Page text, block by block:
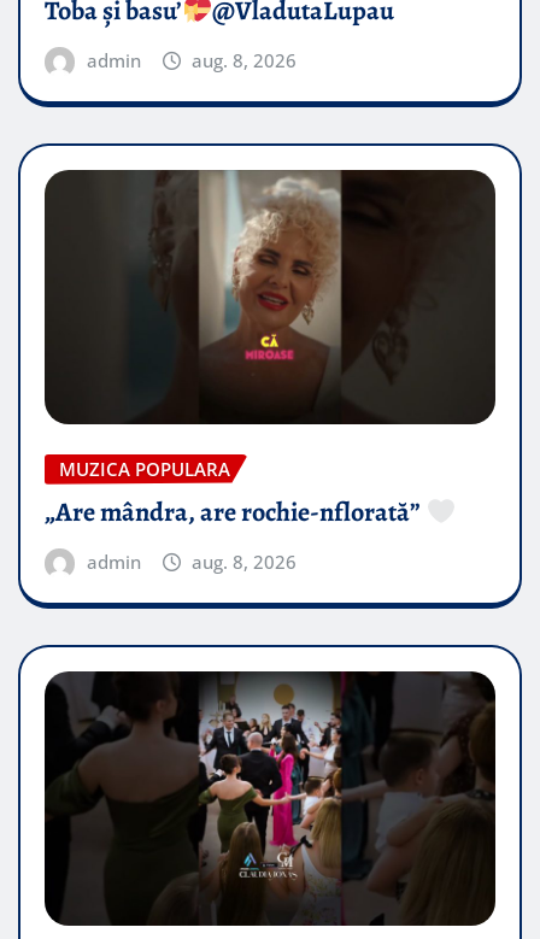
Toba și basu’ @VladutaLupau
admin aug. 8, 2026
MUZICA POPULARA
„Are mândra, are rochie-nflorată”
admin aug. 8, 2026